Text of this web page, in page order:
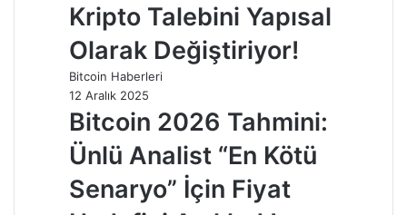
Kripto Talebini Yapısal
Olarak Değiştiriyor!
Bitcoin Haberleri
12 Aralık 2025
Bitcoin 2026 Tahmini:
Ünlü Analist “En Kötü
Senaryo” İçin Fiyat